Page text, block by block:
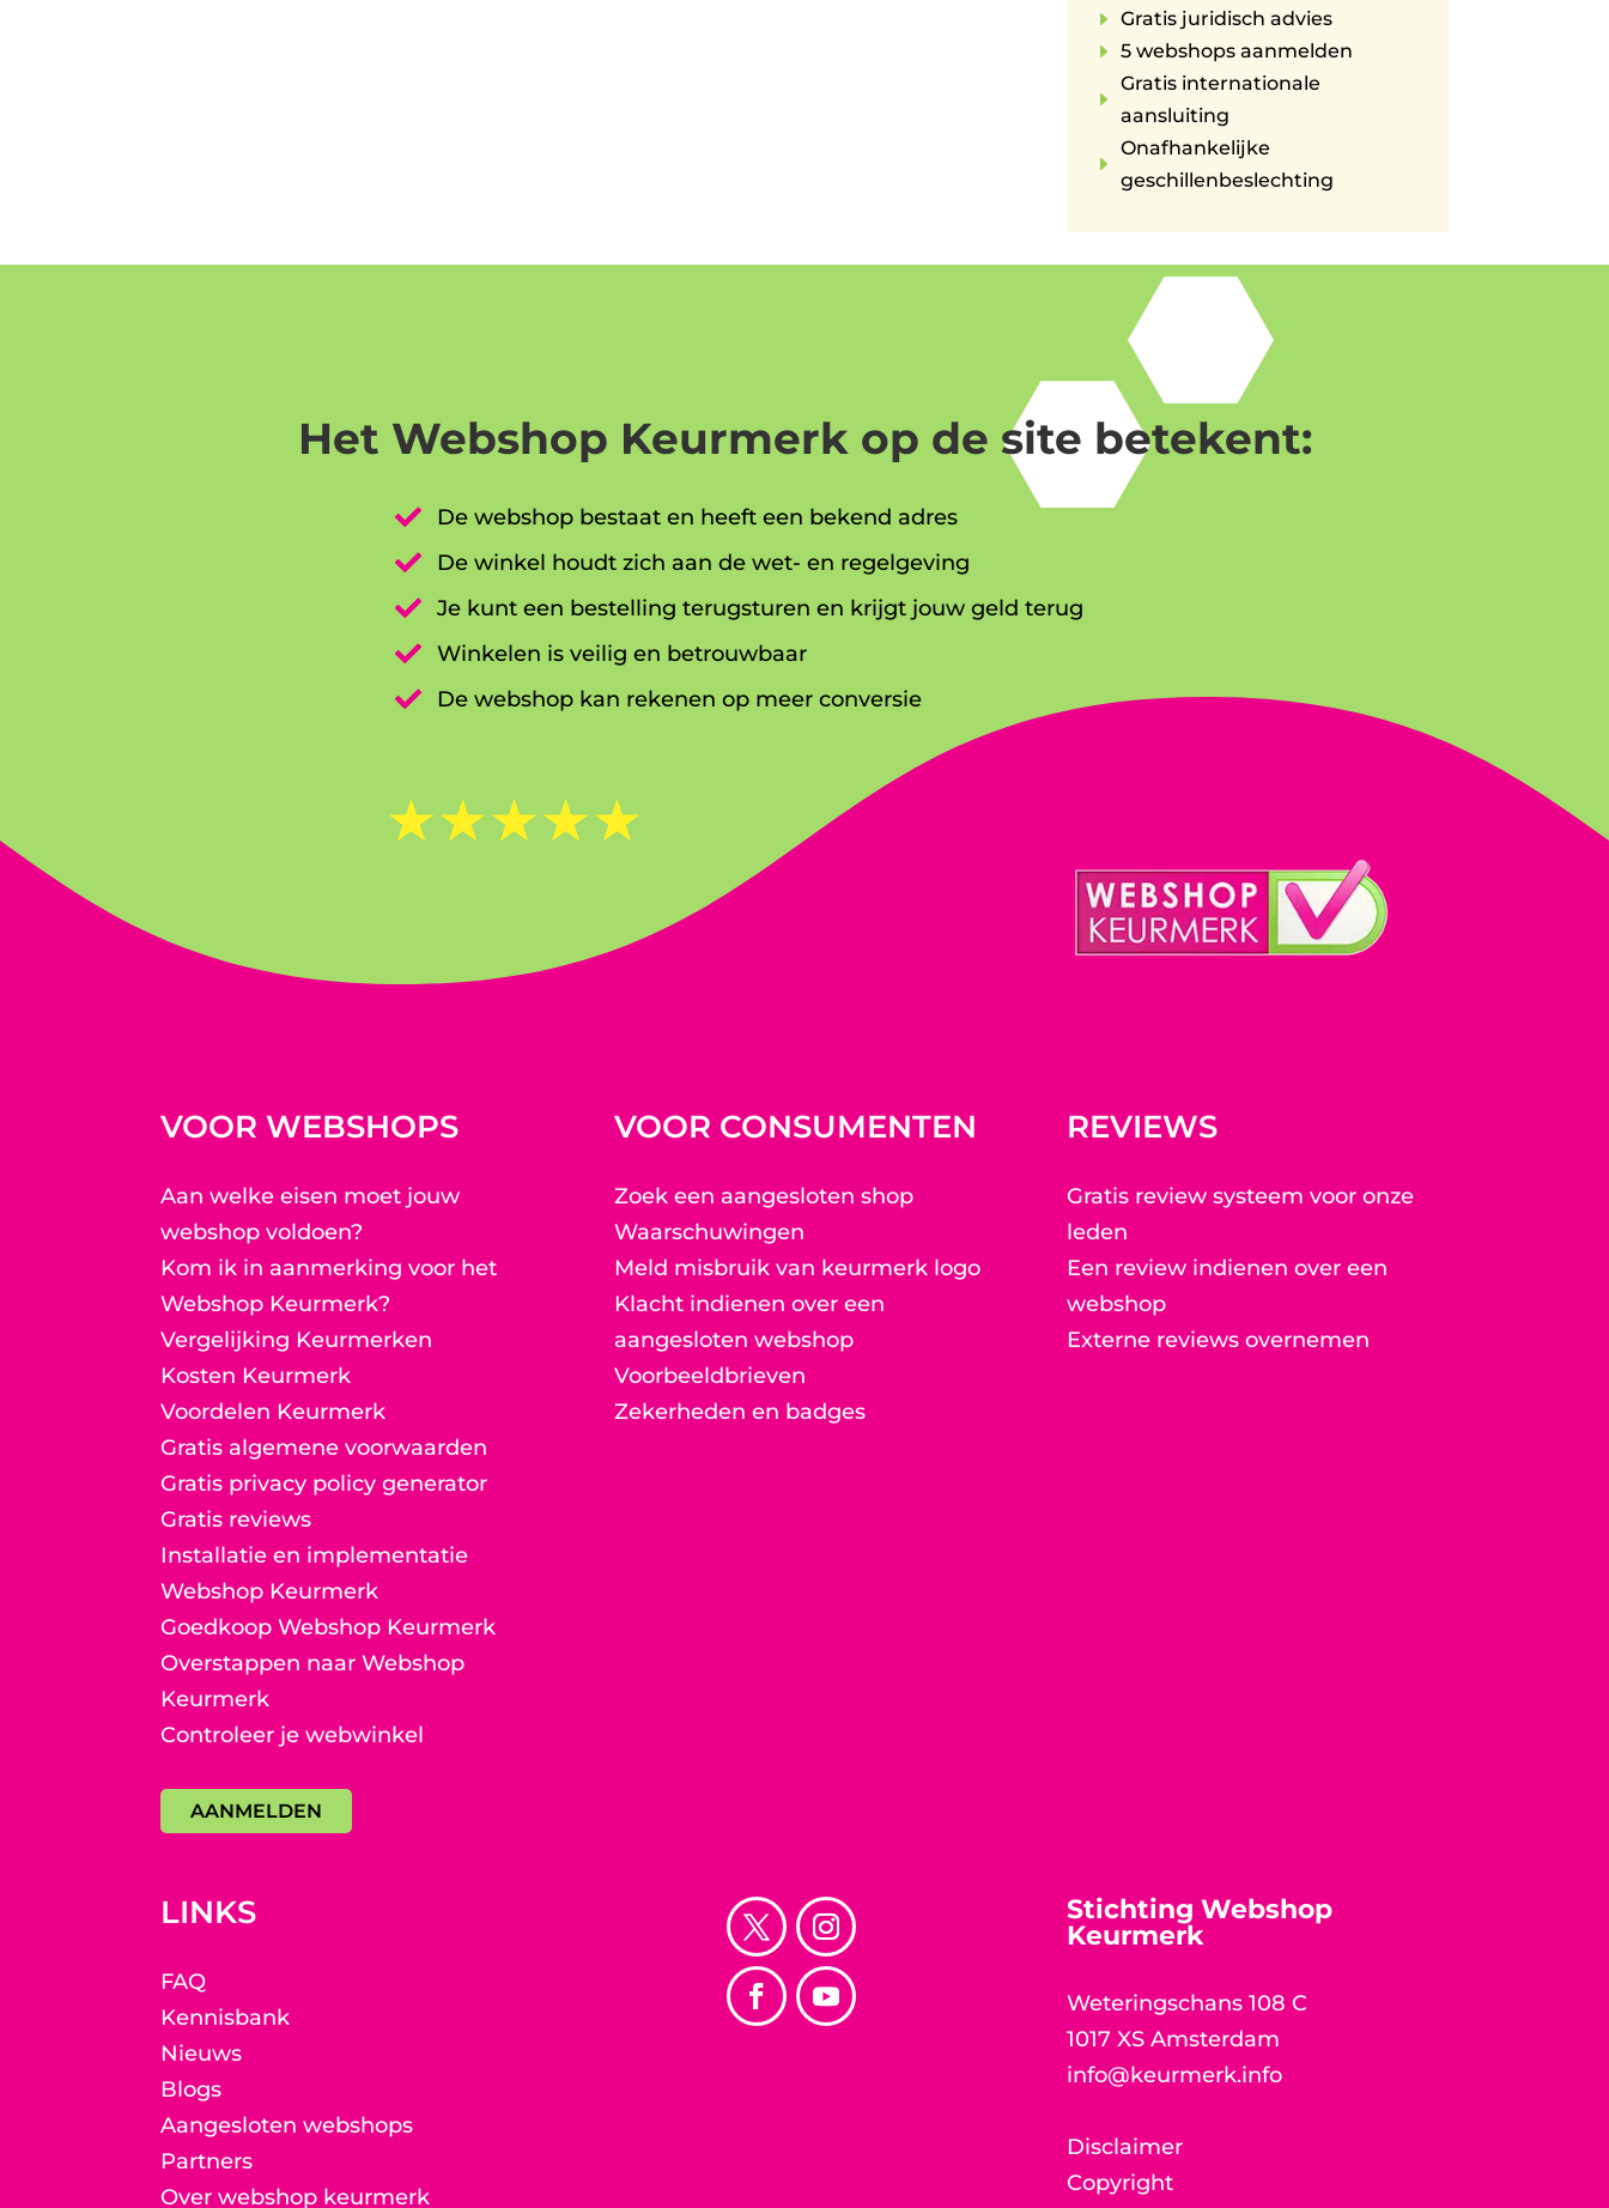
E Gratis juridisch advies
E 5 webshops aanmelden
E
Gratis internationale
aansluiting
E
Onafhankelijke
geschillenbeslechting
Het Webshop Keurmerk op de site betekent:

De webshop bestaat en heeft een bekend adres

De winkel houdt zich aan de wet- en regelgeving
 Je kunt een bestelling terugsturen en krijgt jouw geld terug
 Winkelen is veilig en betrouwbaar

De webshop kan rekenen op meer conversie
☆☆☆☆☆
VOOR WEBSHOPS
Aan welke eisen moet jouw
webshop voldoen?
Kom ik in aanmerking voor het
Webshop Keurmerk?
Vergelijking Keurmerken
Kosten Keurmerk
Voordelen Keurmerk
Gratis algemene voorwaarden
Gratis privacy policy generator
Gratis reviews
Installatie en implementatie
Webshop Keurmerk
Goedkoop Webshop Keurmerk
Overstappen naar Webshop
Keurmerk
Controleer je webwinkel
AANMELDEN
VOOR CONSUMENTEN
Zoek een aangesloten shop
Waarschuwingen
Meld misbruik van keurmerk logo
Klacht indienen over een
aangesloten webshop
Voorbeeldbrieven
Zekerheden en badges
REVIEWS
Gratis review systeem voor onze
leden
Een review indienen over een
webshop
Externe reviews overnemen
LINKS
FAQ
Kennisbank
Nieuws
Blogs
Aangesloten webshops
Partners
Over webshop keurmerk
Stichting Webshop
Keurmerk
Weteringschans 108 C
1017 XS Amsterdam
info@keurmerk.info
Disclaimer
Copyright